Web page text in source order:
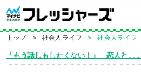
トップ > 社会人ライフ > 社会人ライフ
「もう話しもしたくない！」 恋人と...